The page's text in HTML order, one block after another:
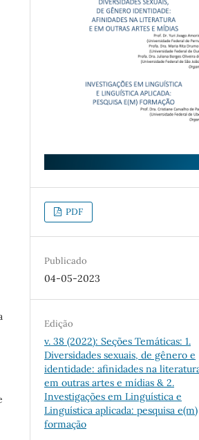
PDF
Publicado
04-05-2023
Edição
v. 38 (2022): Seções Temáticas: 1.
Diversidades sexuais, de gênero e
identidade: afinidades na
em outras artes e mídias & 2.
Investigações em Linguística e
Linguística aplicada: pesquisa e(m)
formação